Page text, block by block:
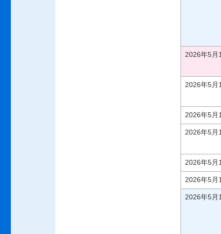
2026年5月
2026年5月
2026年5月
2026年5月
2026年5月
2026年5月
2026年5月